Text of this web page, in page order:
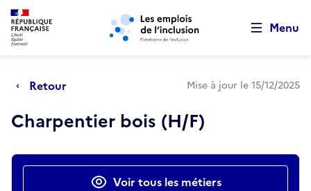
Aller au menu principal Aller au contenu principal
Menu
Retour Mise à jour le 15/12/2025
Charpentier bois (H/F)
Actions rapidesVoir tous les métiers
Retour au début de la page
Panneau de gestion des cookies